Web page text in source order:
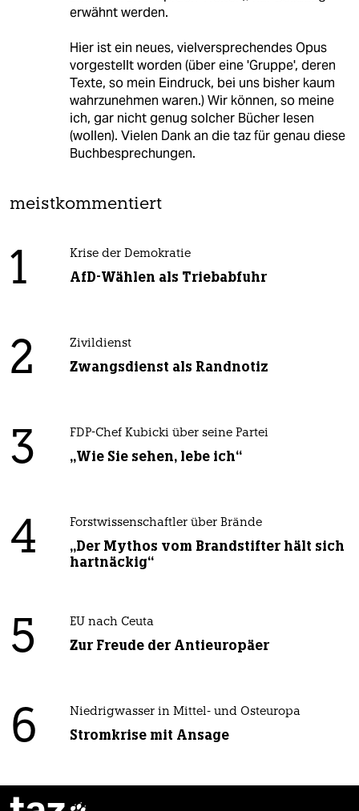
erwähnt werden.
Hier ist ein neues, vielversprechendes Opus
vorgestellt worden (über eine 'Gruppe', deren
Texte, so mein Eindruck, bei uns bisher kaum
wahrzunehmen waren.) Wir können, so meine
ich, gar nicht genug solcher Bücher lesen
(wollen). Vielen Dank an die taz für genau diese
Buchbesprechungen.
meistkommentiert
1 Krise der Demokratie
AfD-Wählen als Triebabfuhr
2 Zivildienst
Zwangsdienst als Randnotiz
3 FDP-Chef Kubicki über seine Partei
„Wie Sie sehen, lebe ich“
4 Forstwissenschaftler über Brände
„Der Mythos vom Brandstifter hält sich
hartnäckig“
5 EU nach Ceuta
Zur Freude der Antieuropäer
6 Niedrigwasser in Mittel- und Osteuropa
Stromkrise mit Ansage